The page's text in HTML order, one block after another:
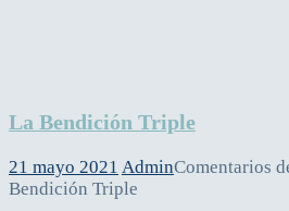
La Bendición Triple
21 mayo 2021 AdminComentarios
Bendición Triple